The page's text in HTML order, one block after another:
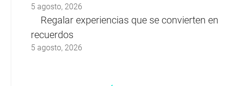
5 agosto, 2026
Regalar experiencias que se convierten en
recuerdos
5 agosto, 2026